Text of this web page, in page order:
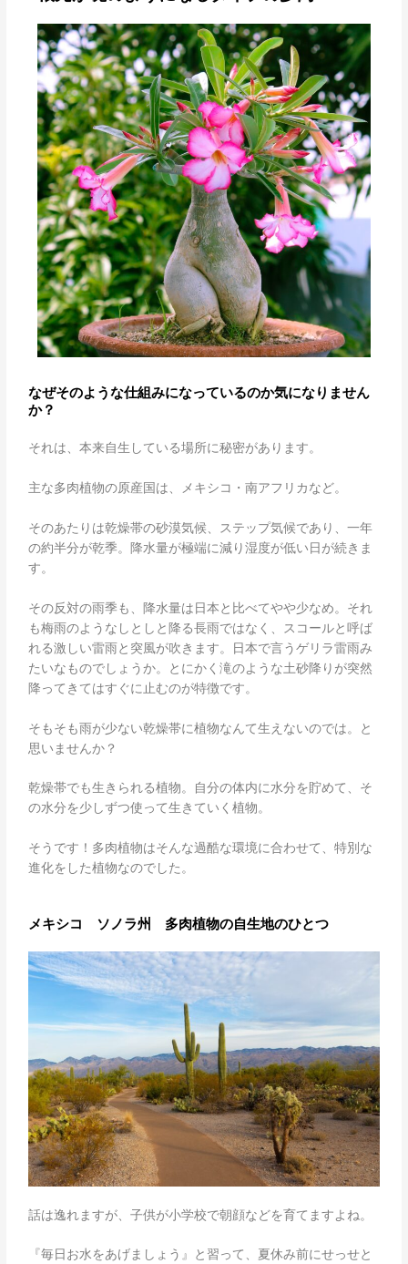
なぜそのような仕組みになっているのか気になりません
か？
それは、本来自生している場所に秘密があります。
主な多肉植物の原産国は、メキシコ・南アフリカなど。
そのあたりは乾燥帯の砂漠気候、ステップ気候であり、一年
の約半分が乾季。降水量が極端に減り湿度が低い日が続きま
す。
その反対の雨季も、降水量は日本と比べてやや少なめ。それ
も梅雨のようなしとしと降る長雨ではなく、スコールと呼ば
れる激しい雷雨と突風が吹きます。日本で言うゲリラ雷雨み
たいなものでしょうか。とにかく滝のような土砂降りが突然
降ってきてはすぐに止むのが特徴です。
そもそも雨が少ない乾燥帯に植物なんて生えないのでは。と
思いませんか？
乾燥帯でも生きられる植物。自分の体内に水分を貯めて、そ
の水分を少しずつ使って生きていく植物。
そうです！多肉植物はそんな過酷な環境に合わせて、特別な
進化をした植物なのでした。
メキシコ ソノラ州 多肉植物の自生地のひとつ
話は逸れますが、子供が小学校で朝顔などを育てますよね。
『毎日お水をあげましょう』と習って、夏休み前にせっせと